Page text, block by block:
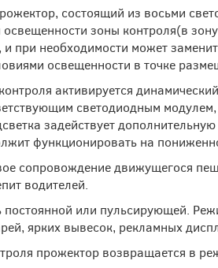
состоящий из восьми
освещенности зоны контроля(в
и при необходимости может
освещенности в точке
активируется
светодиодным
задействует
функционировать на
сопровождение движущегося
водителей.
или пульсирующей.
ярких вывесок, рекламных
прожектор возвращается в